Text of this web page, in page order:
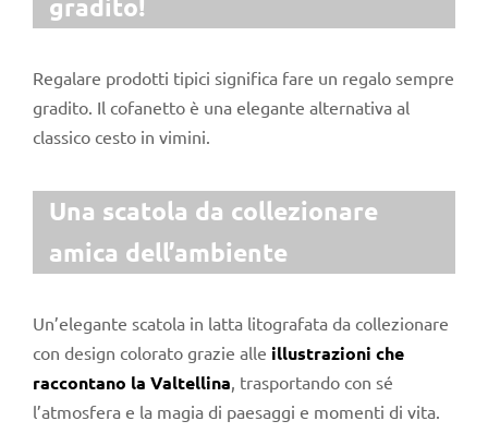
gradito!
Regalare prodotti tipici significa fare un regalo sempre
gradito. Il cofanetto è una elegante alternativa al
classico cesto in vimini.
Una scatola da collezionare
amica dell’ambiente
Un’elegante scatola in latta litografata da collezionare
con design colorato grazie alle illustrazioni che
raccontano la Valtellina, trasportando con sé
l’atmosfera e la magia di paesaggi e momenti di vita.